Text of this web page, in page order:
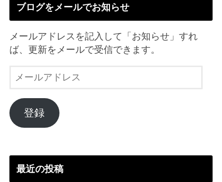
ブログをメールでお知らせ
メールアドレスを記入して「お知らせ」すれ
ば、更新をメールで受信できます。
ル
ア
ド
登録
最近の投稿